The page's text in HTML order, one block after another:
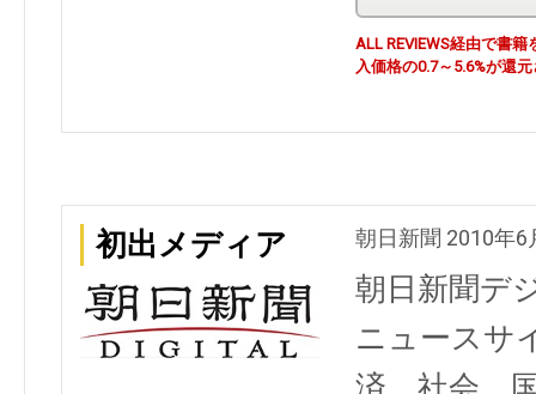
ALL REVIEWS経由で書
入価格の0.7～5.6%が還
初出メディア 朝日新聞 2010年6
朝日新聞デ
ニュースサ
済、社会、